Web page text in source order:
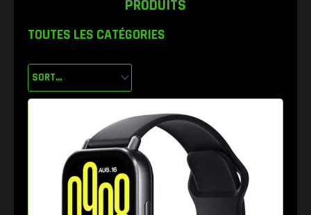
PRODUITS
TOUTES LES CATÉGORIES